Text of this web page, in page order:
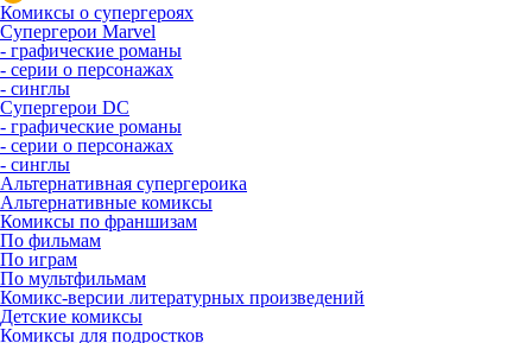
Комиксы о супергероях
Супергерои Marvel
- графические романы
- серии о персонажах
- синглы
Супергерои DC
- графические романы
- серии о персонажах
- синглы
Альтернативная супергероика
Альтернативные комиксы
Комиксы по франшизам
По фильмам
По играм
По мультфильмам
Комикс-версии литературных произведений
Детские комиксы
Комиксы для подростков